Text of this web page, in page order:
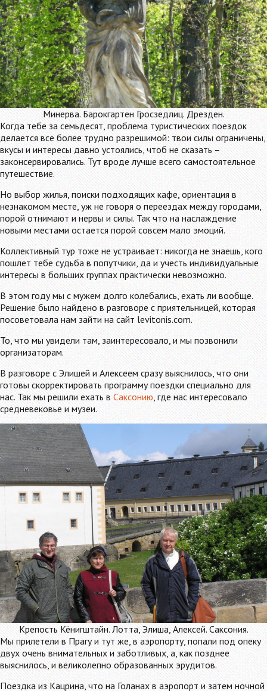
Минерва. Барокгартен Гросзедлиц. Дрезден.
Когда тебе за семьдесят, проблема туристических поездок
делается все более трудно разрешимой: твои силы ограничены,
вкусы и интересы давно устоялись, чтоб не сказать –
законсервировались. Тут вроде лучше всего самостоятельное
путешествие.
Но выбор жилья, поиски подходящих кафе, ориентация в
незнакомом месте, уж не говоря о переездах между городами,
порой отнимают и нервы и силы. Так что на наслаждение
новыми местами остается порой совсем мало эмоций.
Коллективный тур тоже не устраивает: никогда не знаешь, кого
пошлет тебе судьба в попутчики, да и учесть индивидуальные
интересы в больших группах практически невозможно.
В этом году мы с мужем долго колебались, ехать ли вообще.
Решение было найдено в разговоре с приятельницей, которая
посоветовала нам зайти на сайт levitonis.com.
То, что мы увидели там, заинтересовало, и мы позвонили
организаторам.
В разговоре с Элишей и Алексеем сразу выяснилось, что они
готовы скорректировать программу поездки специально для
нас. Так мы решили ехать вСаксонию, где нас интересовало
средневековье и музеи.
Крепость Кёнигштайн. Лотта, Элиша, Алексей. Саксония.
Мы прилетели в Прагу и тут же, в аэропорту, попали под опеку
двух очень внимательных и заботливых, а, как позднее
выяснилось, и великолепно образованных эрудитов.
Поездка из Кацрина, что на Голанах в аэропорт и затем ночной